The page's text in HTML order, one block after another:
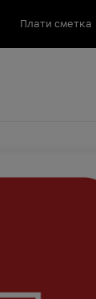
Плати сметка